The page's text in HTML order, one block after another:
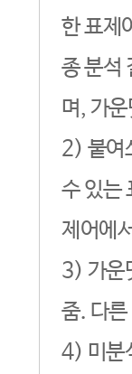
한 표제
종 분석
며, 가
2) 붙여
수 있는
제어에
3) 가운
줌. 다
4) 미분